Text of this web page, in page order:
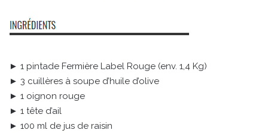
► 1 pintade Fermière Label Rouge (env. 1,4 Kg)
► 3 cuillères à soupe d’huile d’olive
► 1 oignon rouge
► 1 tête d’ail
► 100 ml de jus de raisin